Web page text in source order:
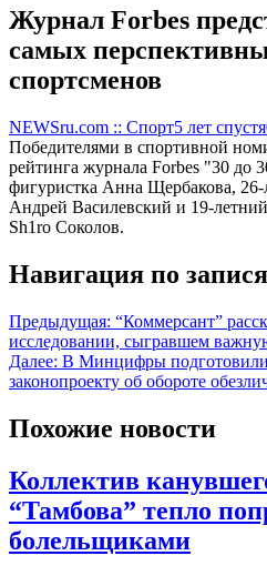
Журнал Forbes
самых
спортсменов
NEWSru.com :: Спорт5 лет спустя
Победителями в спортивной
рейтинга журнала Forbes "30 до
фигуристка Анна Щербакова,
Андрей Василевский и 19-
Sh1ro Соколов.
Навигация по
Предыдущая: “Коммерсант”
исследовании, сыгравшем
Далее: В Минцифры
законопроекту об обороте
Похожие новости
Коллектив
“Тамбова” тепло
болельщиками